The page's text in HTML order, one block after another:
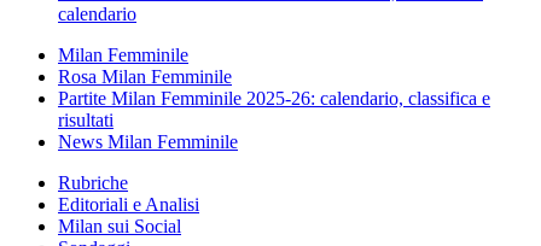
calendario
Milan Femminile
Rosa Milan Femminile
Partite Milan Femminile 2025-26: calendario, classifica e
risultati
News Milan Femminile
Rubriche
Editoriali e Analisi
Milan sui Social